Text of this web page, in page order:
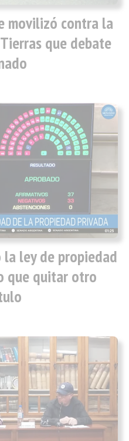
movilizó contra la
que debate
la ley de propiedad
que quitar otro